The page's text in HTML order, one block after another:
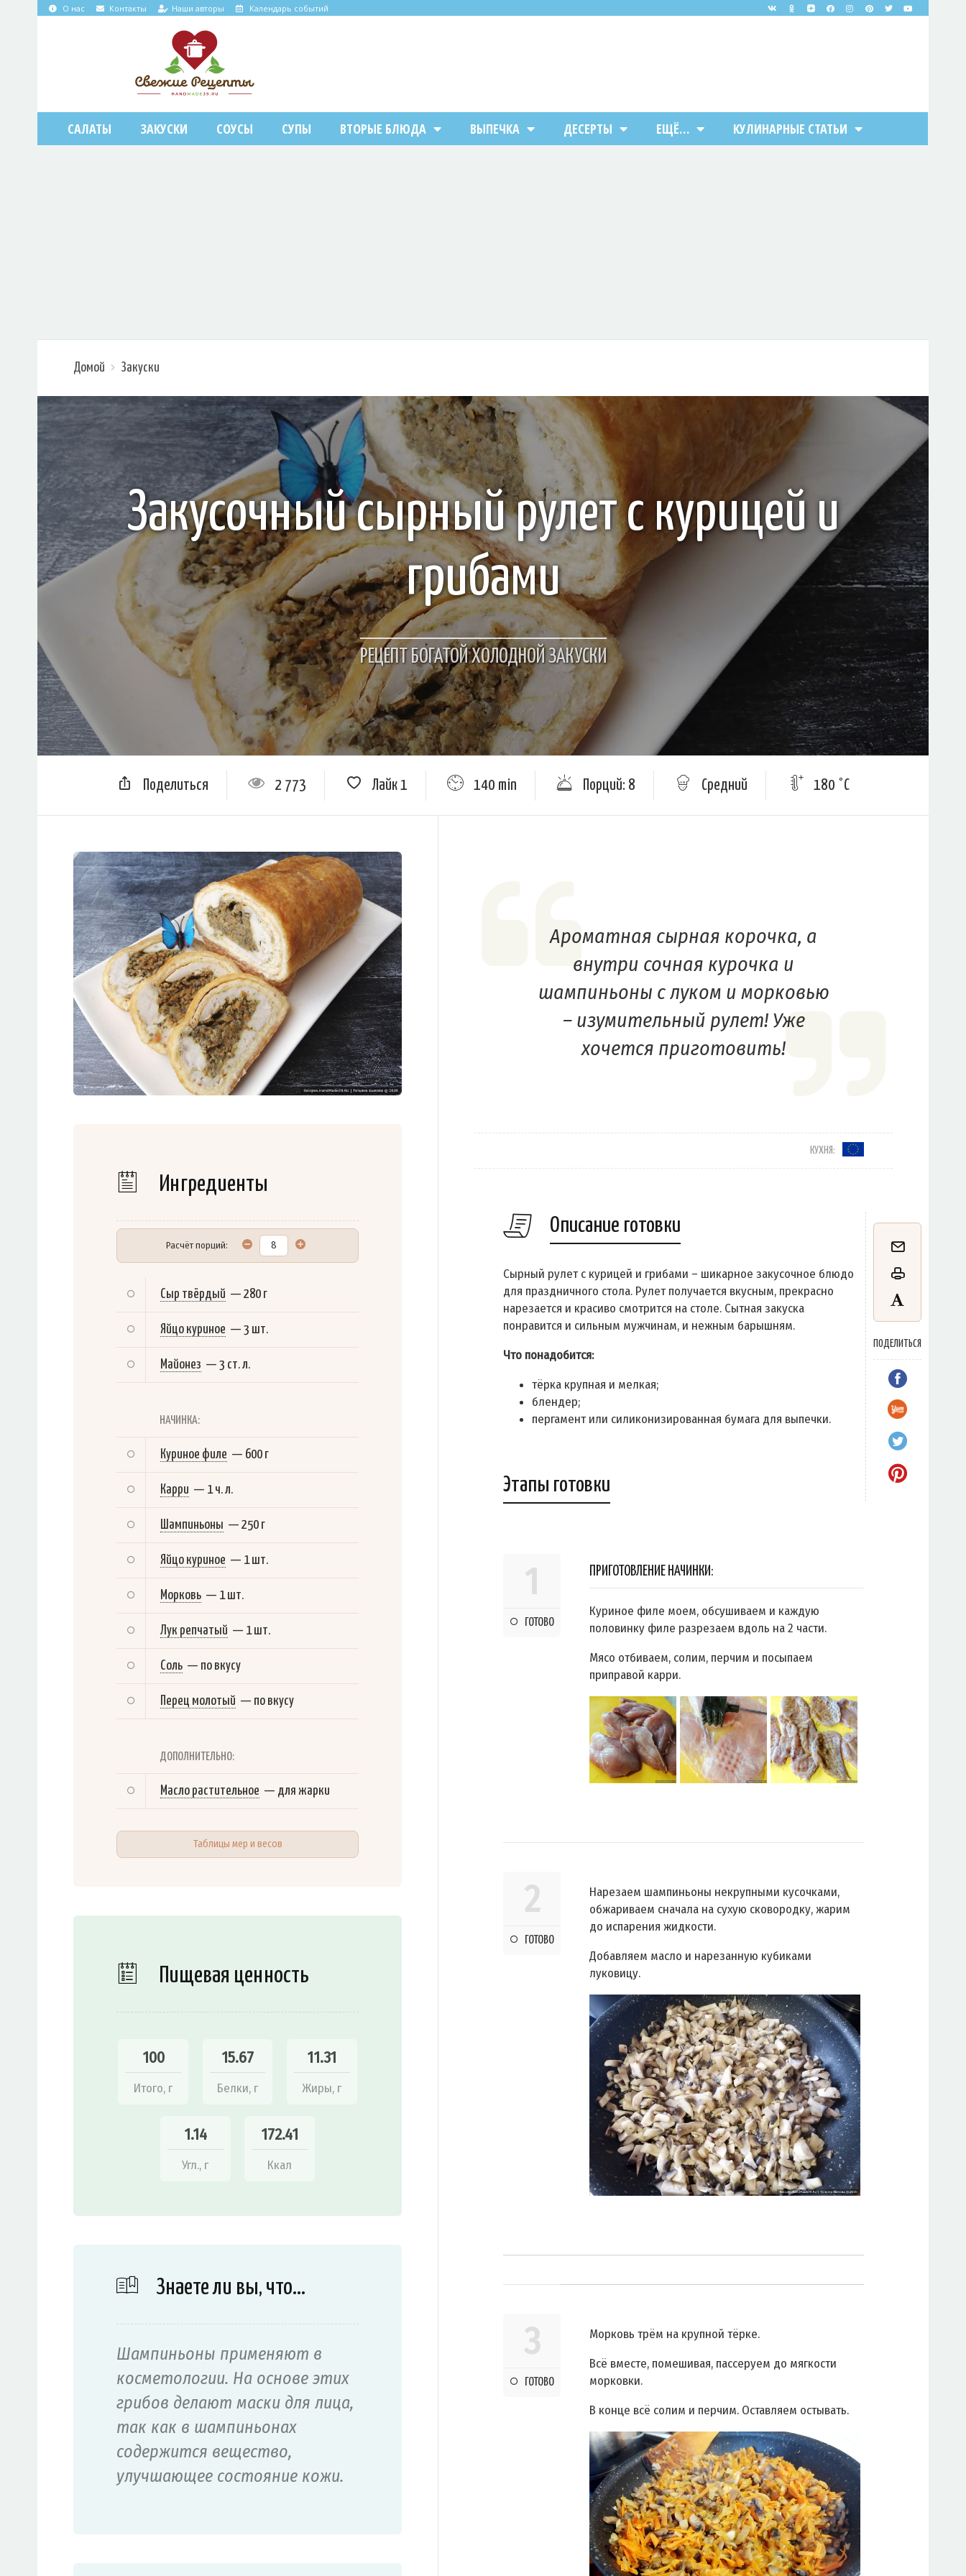
О нас Контакты Наши авторы Календарь событий
САЛАТЫ ЗАКУСКИ СОУСЫ СУПЫ ВТОРЫЕ БЛЮДА ВЫПЕЧКА ДЕСЕРТЫ ЕЩЁ… КУЛИНАРНЫЕ СТАТЬИ
Домой Закуски
Закусочный сырный рулет с курицей и
грибами
РЕЦЕПТ БОГАТОЙ ХОЛОДНОЙ ЗАКУСКИ
Поделиться 2 773 Лайк1 140 min Порций: 8 Средний 180 °C
Ингредиенты
Расчёт порций:
Сыр твёрдый — 280 г
Яйцо куриное — 3 шт.
Майонез — 3 ст. л.
НАЧИНКА:
Куриное филе — 600 г
Карри — 1 ч. л.
Шампиньоны — 250 г
Яйцо куриное — 1 шт.
Морковь — 1 шт.
Лук репчатый — 1 шт.
Соль — по вкусу
Перец молотый — по вкусу
ДОПОЛНИТЕЛЬНО:
Масло растительное — для жарки
Таблицы мер и весов
Пищевая ценность
100
Итого, г
15.67
Белки, г
11.31
Жиры, г
1.14
Угл., г
172.41
Ккал
Знаете ли вы, что…
Шампиньоны применяют в
косметологии. На основе этих
грибов делают маски для лица,
так как в шампиньонах
содержится вещество,
улучшающее состояние кожи.
Ароматная сырная корочка, а
внутри сочная курочка и
шампиньоны с луком и морковью
– изумительный рулет! Уже
хочется приготовить!
КУХНЯ:
Описание готовки
ПОДЕЛИТЬСЯ
Сырный рулет с курицей и грибами – шикарное закусочное блюдо
для праздничного стола. Рулет получается вкусным, прекрасно
нарезается и красиво смотрится на столе. Сытная закуска
понравится и сильным мужчинам, и нежным барышням.
Что понадобится:
тёрка крупная и мелкая;
блендер;
пергамент или силиконизированная бумага для выпечки.
Этапы готовки
1
ГОТОВО
ПРИГОТОВЛЕНИЕ НАЧИНКИ:
Куриное филе моем, обсушиваем и каждую
половинку филе разрезаем вдоль на 2 части.
Мясо отбиваем, солим, перчим и посыпаем
приправой карри.
2
ГОТОВО
Нарезаем шампиньоны некрупными кусочками,
обжариваем сначала на сухую сковородку, жарим
до испарения жидкости.
Добавляем масло и нарезанную кубиками
луковицу.
3
ГОТОВО
Морковь трём на крупной тёрке.
Всё вместе, помешивая, пассеруем до мягкости
морковки.
В конце всё солим и перчим. Оставляем остывать.